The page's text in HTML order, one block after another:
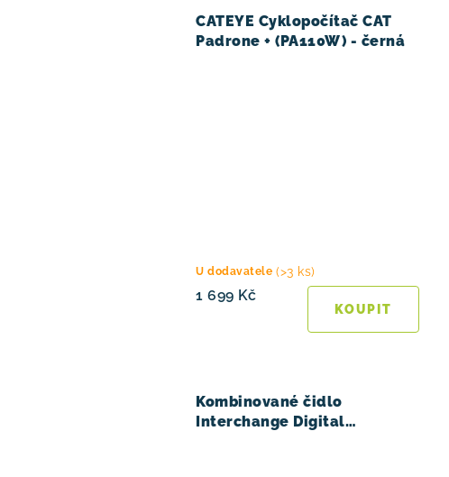
CATEYE Cyklopočítač CAT
Padrone + (PA110W) - černá
U dodavatele (>3 ks)
1 699 Kč
Kombinované čidlo
Interchange Digital